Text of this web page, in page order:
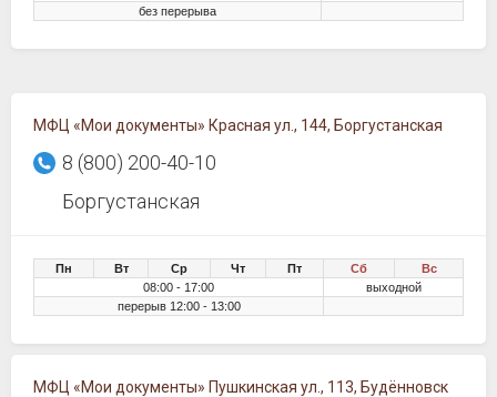
без перерыва
МФЦ «Мои документы» Красная ул., 144, Боргустанская
8 (800) 200-40-10
Боргустанская
Пн Вт Ср Чт Пт Сб
Вс
08:00 - 17:00
выходной
перерыв 12:00 - 13:00
МФЦ «Мои документы» Пушкинская ул., 113, Будённовск